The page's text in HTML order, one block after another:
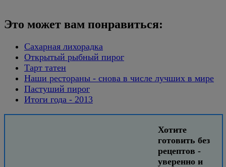
Это может вам понравиться:
Сахарная лихорадка
Открытый рыбный пирог
Тарт татен
Наши рестораны - снова в числе лучших в мире
Пастуший пирог
Итоги года - 2013
Хотите
готовить без
рецептов -
уверенно и